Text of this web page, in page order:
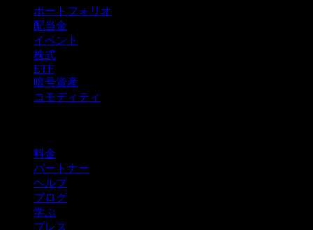
ポートフォリオ
配当金
イベント
株式
ETF
暗号資産
コモディティ
料金
パートナー
ヘルプ
ブログ
学ぶ
プレス